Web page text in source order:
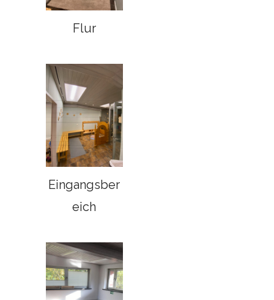
Flur
Eingangsber
eich